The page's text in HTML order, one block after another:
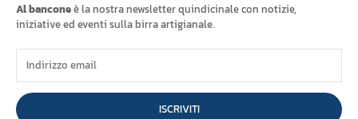
Al banconeè la nostra newsletter quindicinale con notizie,
iniziative ed eventi sulla birra artigianale.
ISCRIVITI